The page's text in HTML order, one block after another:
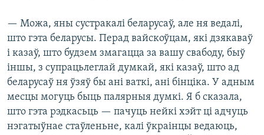
— Можа, яны сустракалі беларусаў, але ня ведалі,
што гэта беларусы. Перад вайскоўцам, які дзякаваў
і казаў, што будзем змагацца за вашу свабоду, быў
іншы, з супрацьлеглай думкай, які казаў, што ад
беларусаў ня ўзяў бы ані ваткі, ані бінціка. У адным
месцы могуць быць палярныя думкі. Я б сказала,
што гэта рэдкасьць — пачуць нейкі хэйт ці адчуць
нэгатыўнае стаўленьне, калі ўкраінцы ведаюць,